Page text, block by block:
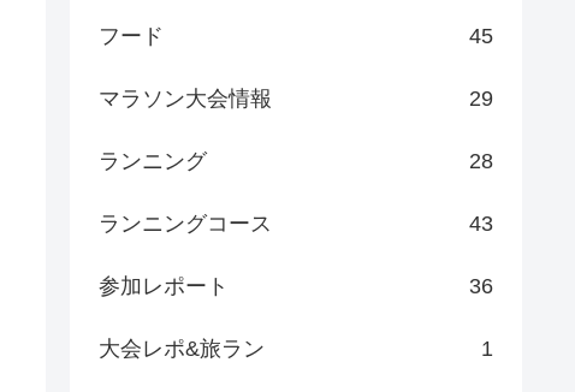
フード 45
マラソン大会情報 29
ランニング 28
ランニングコース 43
参加レポート 36
大会レポ&旅ラン 1